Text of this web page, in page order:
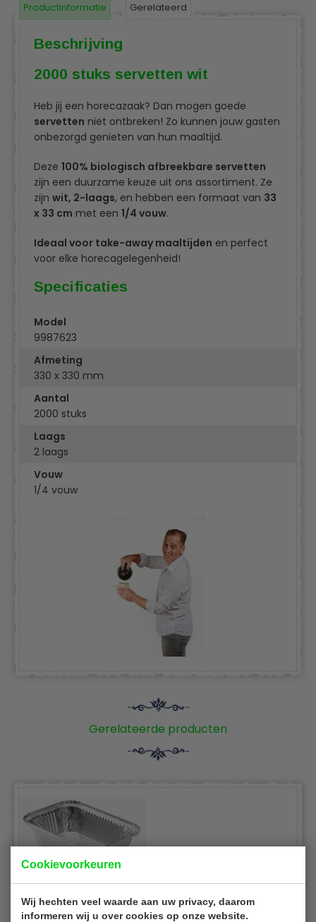
Cookievoorkeuren
Wij hechten veel waarde aan uw privacy, daarom
informeren wij u over cookies op onze website.
Productinformatie Gerelateerd
Beschrijving
2000 stuks servetten wit
Heb jij een horecazaak? Dan mogen goede
servetten niet ontbreken! Zo kunnen jouw gasten
onbezorgd genieten van hun maaltijd.
Deze 100% biologisch afbreekbare servetten
zijn een duurzame keuze uit ons assortiment. Ze
zijn wit, 2-laags, en hebben een formaat van 33
x 33 cm met een 1/4 vouw.
Ideaal voor take-away maaltijden en perfect
voor elke horecagelegenheid!
Specificaties
Model
9987623
Afmeting
330 x 330 mm
Aantal
2000 stuks
Laags
2 laags
Vouw
1/4 vouw
Gerelateerde producten
DS aluminium bakjes
Aluminium Schalen | inhoud 940 ml | B20 x D14 x H5 cm